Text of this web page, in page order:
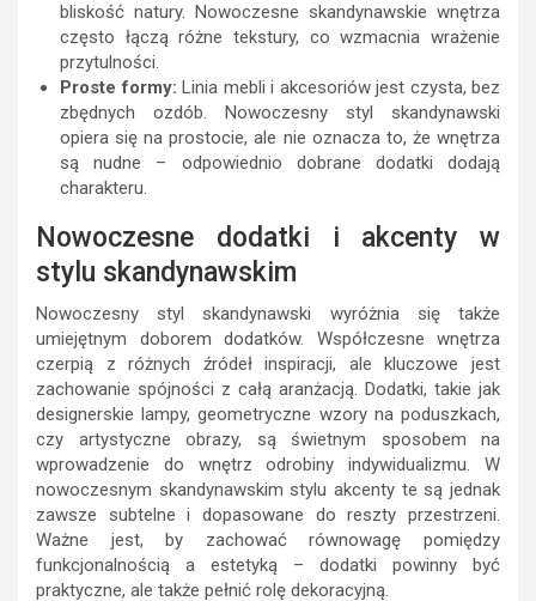
bliskość natury. Nowoczesne skandynawskie wnętrza
często łączą różne tekstury, co wzmacnia wrażenie
przytulności.
Proste formy: Linia mebli i akcesoriów jest czysta, bez
zbędnych ozdób. Nowoczesny styl skandynawski
opiera się na prostocie, ale nie oznacza to, że wnętrza
są nudne – odpowiednio dobrane dodatki dodają
charakteru.
Nowoczesne dodatki i akcenty w
stylu skandynawskim
Nowoczesny styl skandynawski wyróżnia się także
umiejętnym doborem dodatków. Współczesne wnętrza
czerpią z różnych źródeł inspiracji, ale kluczowe jest
zachowanie spójności z całą aranżacją. Dodatki, takie jak
designerskie lampy, geometryczne wzory na poduszkach,
czy artystyczne obrazy, są świetnym sposobem na
wprowadzenie do wnętrz odrobiny indywidualizmu. W
nowoczesnym skandynawskim stylu akcenty te są jednak
zawsze subtelne i dopasowane do reszty przestrzeni.
Ważne jest, by zachować równowagę pomiędzy
funkcjonalnością a estetyką – dodatki powinny być
praktyczne, ale także pełnić rolę dekoracyjną.